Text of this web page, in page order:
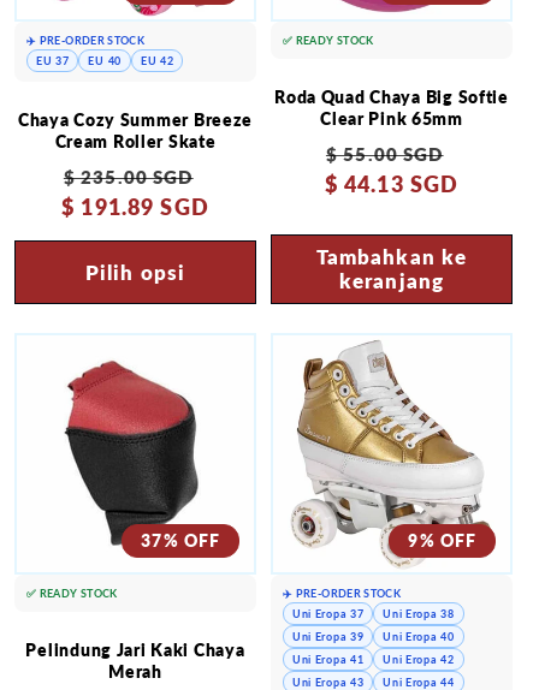
Chaya Cozy Summer Breeze
Cream Roller Skate
Harga
reguler
$ 235.00 SGD
obral
$ 191.89 SGD
Pilih opsi
✈️ PRE-ORDER STOCK
EU 37
EU 40 EU 42
Roda Quad Chaya Big Softie
Clear Pink 65mm
Harga
reguler
$ 55.00 SGD
$ 44.13 SGD
Tambahkan ke
keranjang
✅ READY STOCK
37% OFF
Pelindung Jari Kaki Chaya
Merah
✅ READY STOCK
9% OFF
✈️ PRE-ORDER STOCK
Uni Eropa 37
Uni Eropa 38
Uni Eropa 39
Uni Eropa 40
Uni Eropa 41
Uni Eropa 42
Uni Eropa 43
Uni Eropa 44